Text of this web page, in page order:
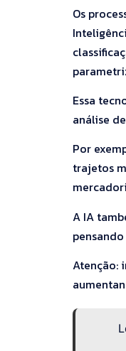
Os
Essa
análise
Por
trajetos
A IA
Atenção: